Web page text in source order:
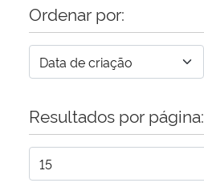
Ordenar por:
Resultados por página: